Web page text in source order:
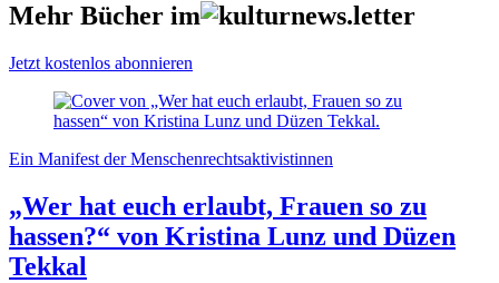
Mehr Bücher im
Jetzt kostenlos abonnieren
Ein Manifest der Menschenrechtsaktivistinnen
„Wer hat euch erlaubt, Frauen so zu
hassen?“ von Kristina Lunz und Düzen
Tekkal